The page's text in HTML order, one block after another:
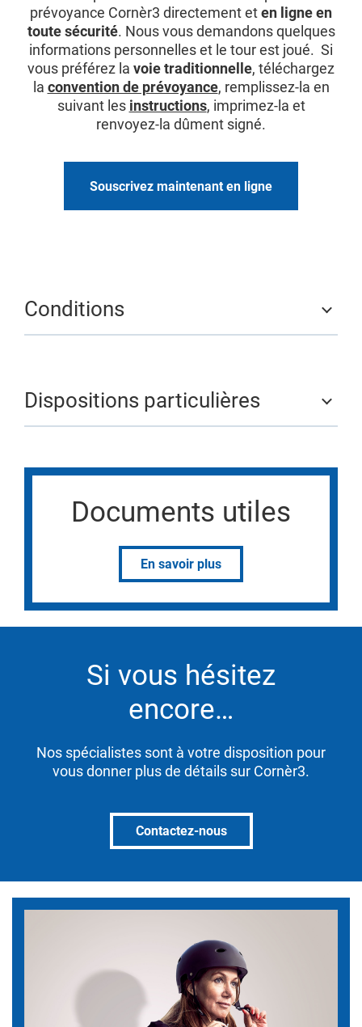
prévoyance Cornèr3 directement eten ligne en
toute sécurité. Nous vous demandons quelques
informations personnelles et le tour est joué. Si
vous préférez la voie traditionnelle, téléchargez
la convention de prévoyance, remplissez-la en
suivant les instructions, imprimez-la et
renvoyez-la dûment signé.
Souscrivez maintenant en ligne
Conditions
Dispositions particulières
Documents utiles
En savoir plus
Si vous hésitez
encore…
Nos spécialistes sont à votre disposition pour
vous donner plus de détails sur Cornèr3.
Contactez-nous